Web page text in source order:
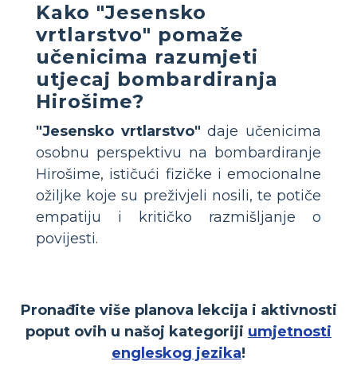
Kako "Jesensko
vrtlarstvo" pomaže
učenicima razumjeti
utjecaj bombardiranja
Hirošime?
"Jesensko vrtlarstvo" daje učenicima
osobnu perspektivu na bombardiranje
Hirošime, ističući fizičke i emocionalne
ožiljke koje su preživjeli nosili, te potiče
empatiju i kritičko razmišljanje o
povijesti.
Pronađite više planova lekcija i aktivnosti
poput ovih u našoj kategoriji umjetnosti
engleskog jezika!